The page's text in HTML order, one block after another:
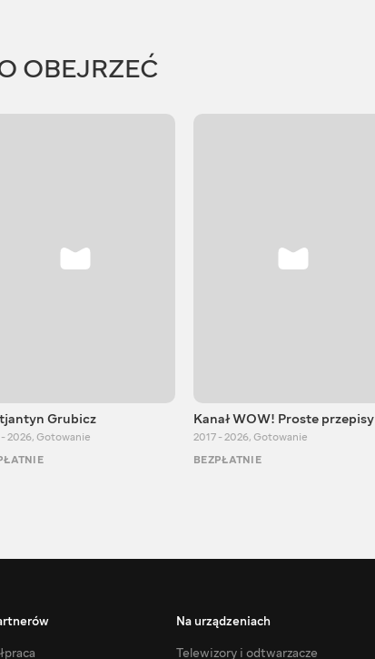
OBEJRZEĆ
Grubicz
2026, Gotowanie
Kanał WOW! Proste przepisy
2017 - 2026, Gotowanie
BEZPŁATNIE
Na urządzeniach
Telewizory i odtwarzacze